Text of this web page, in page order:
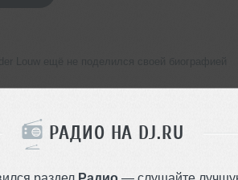
РАДИО НА DJ.RU
раздел Радио — слушайте